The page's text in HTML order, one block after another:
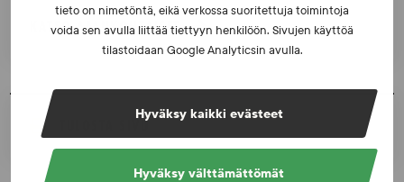
tieto on nimetöntä, eikä verkossa suoritettuja toimintoja
voida sen avulla liittää tiettyyn henkilöön. Sivujen käyttöä
tilastoidaan Google Analyticsin avulla.
Hyväksy kaikki evästeet
Hyväksy välttämättömät
KATSO AJANKOHTAISET
TULOSTA SIVU